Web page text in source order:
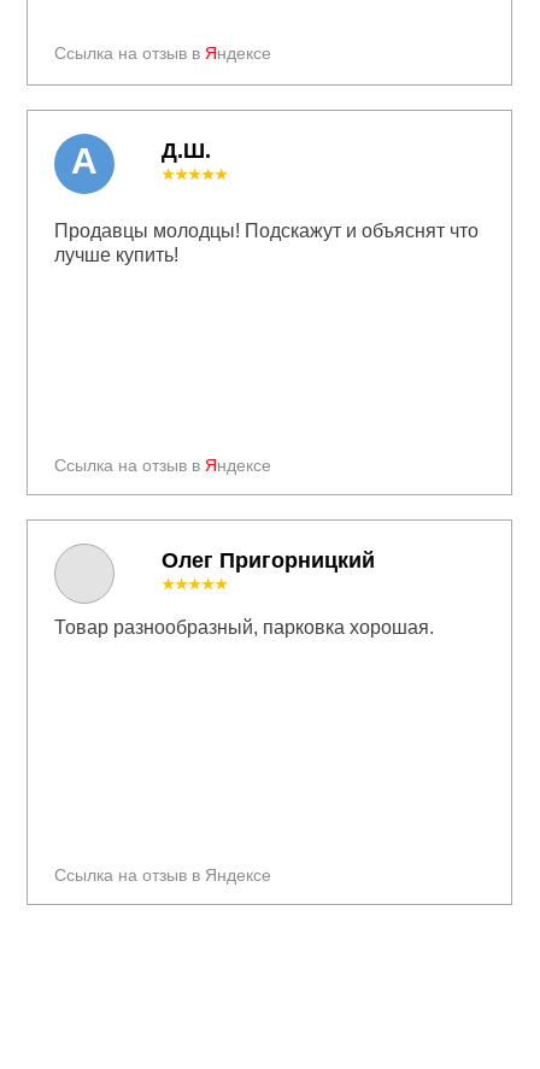
Олег Пригорницкий
Ссылка на отзыв в Яндексе
Д.Ш.
Ссылка на отзыв в Яндексе
★★★★★
Продавцы молодцы! Подскажут и объяснят что
лучше купить!
А
Ссылка на отзыв в Яндексе
★★★★★
Товар разнообразный, парковка хорошая.